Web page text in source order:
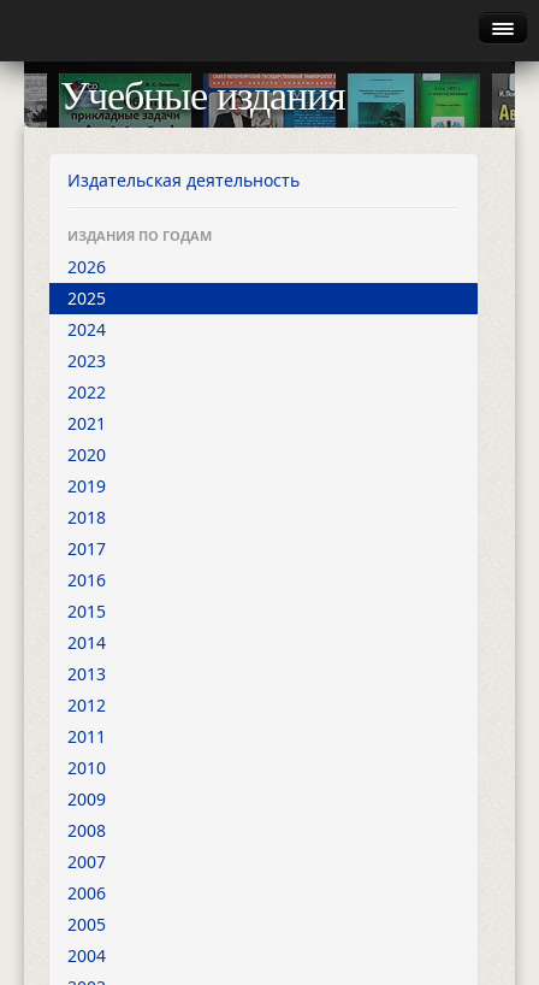
Главная
Руководство
Газета
Учебные издания
Издательская деятельность
ИЗДАНИЯ ПО ГОДАМ
2026
2025
2024
2023
2022
2021
2020
2019
2018
2017
2016
2015
2014
2013
2012
2011
2010
2009
2008
2007
2006
2005
2004